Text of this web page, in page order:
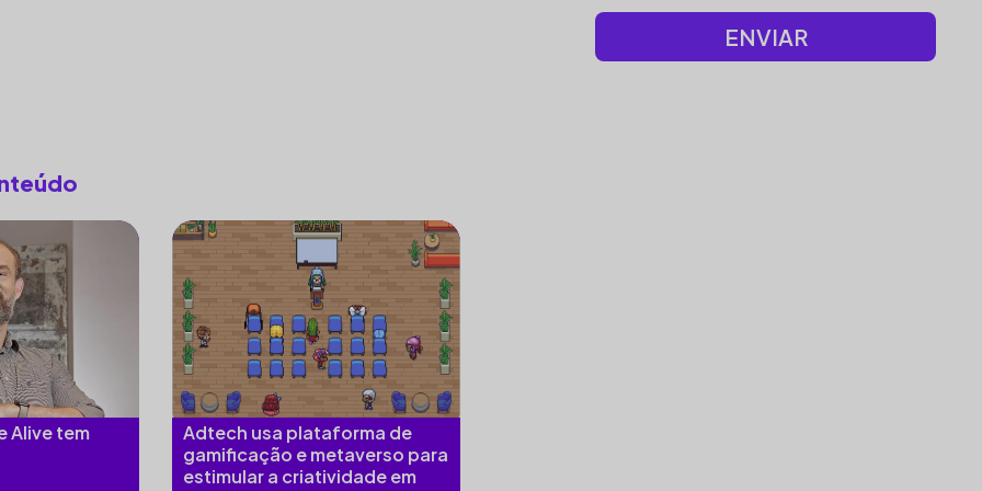
Alive tem
Adtech usa plataforma de
gamificação e metaverso para
estimular a criatividade em